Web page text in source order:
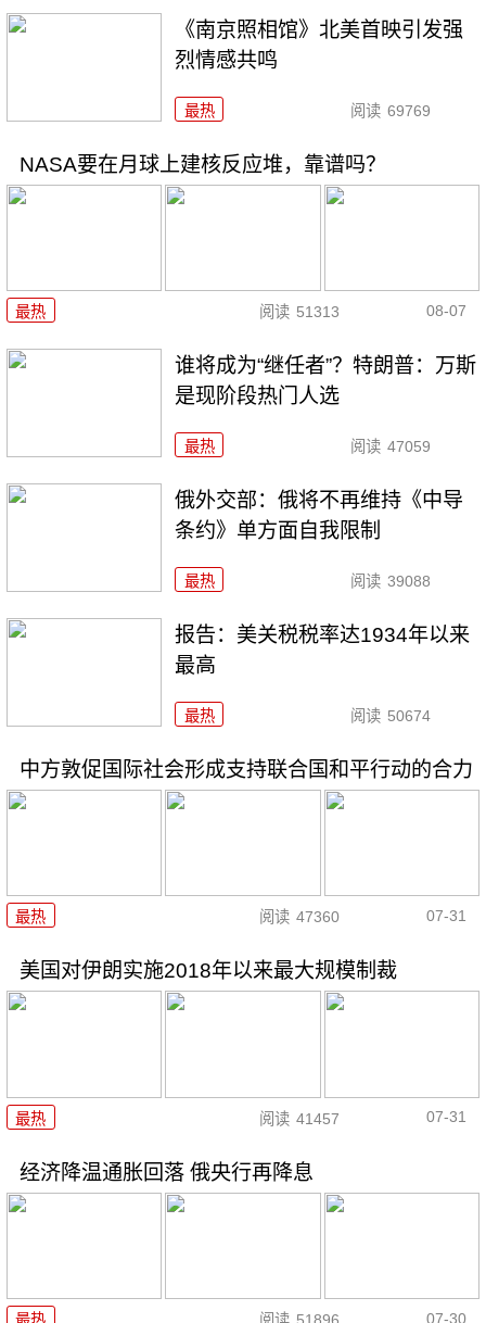
《南京照相馆》北美首映引发强
烈情感共鸣
最热 阅读 69769
NASA要在月球上建核反应堆，靠谱吗？
最热 阅读 51313 08-07
谁将成为“继任者”？特朗普：万斯
是现阶段热门人选
最热 阅读 47059
俄外交部：俄将不再维持《中导
条约》单方面自我限制
最热 阅读 39088
报告：美关税税率达1934年以来
最高
最热 阅读 50674
中方敦促国际社会形成支持联合国和平行动的合力
最热 阅读 47360 07-31
美国对伊朗实施2018年以来最大规模制裁
最热 阅读 41457 07-31
经济降温通胀回落 俄央行再降息
07-30